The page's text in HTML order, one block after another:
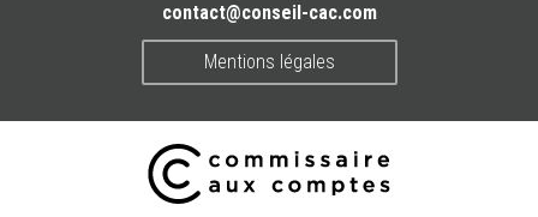
contact@conseil-cac.com
Mentions légales